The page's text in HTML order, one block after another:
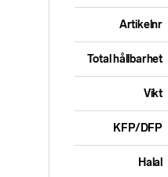
Artikelnr
Total hållbarhet
Vikt
KFP/DFP
Halal